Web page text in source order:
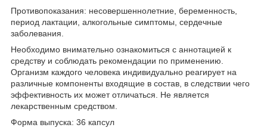
Противопоказания: несовершеннолетние, беременность,
период лактации, алкогольные симптомы, сердечные
заболевания.
Необходимо внимательно ознакомиться с аннотацией к
средству и соблюдать рекомендации по применению.
Организм каждого человека индивидуально реагирует на
различные компоненты входящие в состав, в следствии чего
эффективность их может отличаться. Не является
лекарственным средством.
Форма выпуска: 36 капсул